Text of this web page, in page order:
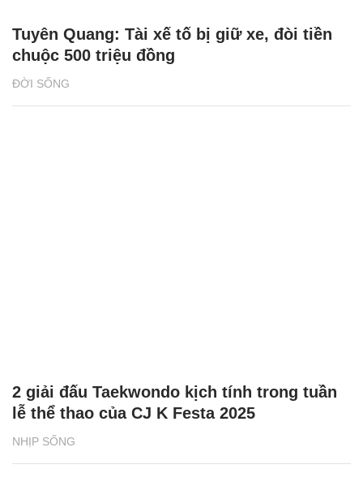
ĐỜI SỐNG
Tuyên Quang: Tài xế tố bị giữ xe, đòi tiền
chuộc 500 triệu đồng
NHỊP SỐNG
2 giải đấu Taekwondo kịch tính trong tuần
lễ thể thao của CJ K Festa 2025